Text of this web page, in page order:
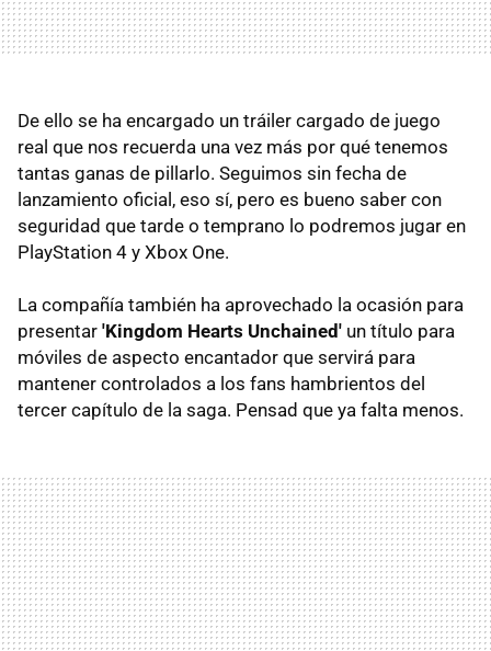
De ello se ha encargado un tráiler cargado de juego
real que nos recuerda una vez más por qué tenemos
tantas ganas de pillarlo. Seguimos sin fecha de
lanzamiento oficial, eso sí, pero es bueno saber con
seguridad que tarde o temprano lo podremos jugar en
PlayStation 4 y Xbox One.
La compañía también ha aprovechado la ocasión para
presentar 'Kingdom Hearts Unchained' un título para
móviles de aspecto encantador que servirá para
mantener controlados a los fans hambrientos del
tercer capítulo de la saga. Pensad que ya falta menos.